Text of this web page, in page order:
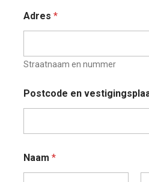
Adres *
Straatnaam en nummer
o
t
t
*
F
Postcode en
Naam *